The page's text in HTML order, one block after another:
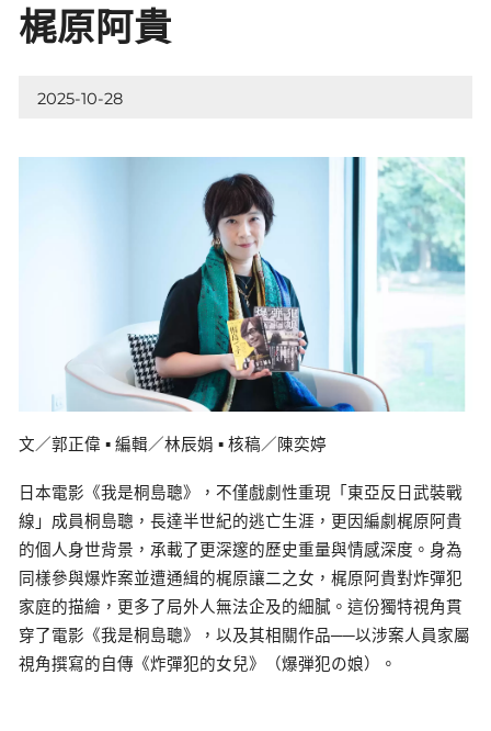
梶原阿貴
2025-10-28
文／郭正偉 ▪ 編輯／林辰娟 ▪ 核稿／陳奕婷
日本電影《我是桐島聰》，不僅戲劇性重現「東亞反日武裝戰
線」成員桐島聰，長達半世紀的逃亡生涯，更因編劇梶原阿貴
的個人身世背景，承載了更深邃的歷史重量與情感深度。身為
同樣參與爆炸案並遭通緝的梶原讓二之女，梶原阿貴對炸彈犯
家庭的描繪，更多了局外人無法企及的細膩。這份獨特視角貫
穿了電影《我是桐島聰》，以及其相關作品──以涉案人員家屬
視角撰寫的自傳《炸彈犯的女兒》（爆弾犯の娘）。